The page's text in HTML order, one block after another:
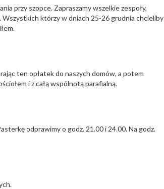
przy szopce. Zapraszamy wszelkie zespoły,
którzy w dniach 25-26 grudnia chcieliby
ten opłatek do naszych domów, a potem
i z całą wspólnotą parafialną.
odprawimy o godz. 21.00 i 24.00. Na godz.